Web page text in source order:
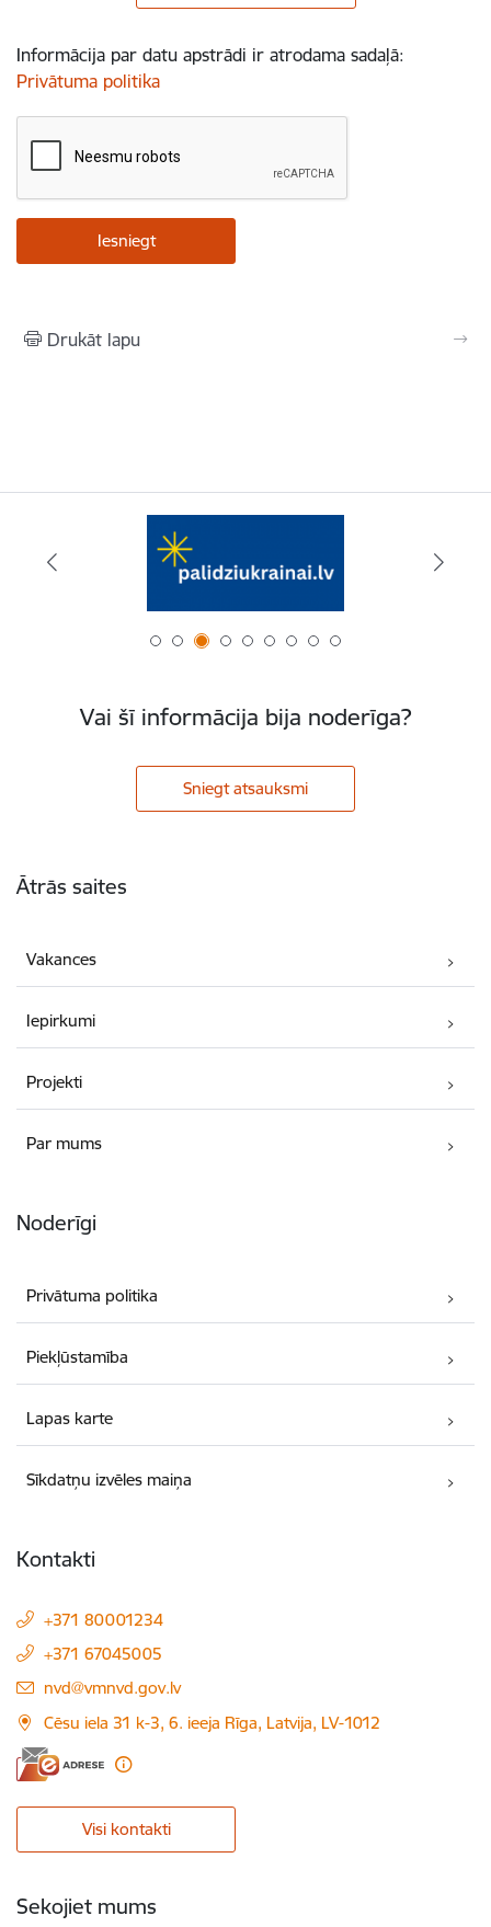
Informācija par datu apstrādi ir atrodama sadaļā:
Privātuma politika
Drukāt lapu
Vai šī informācija bija noderīga?
Sniegt atsauksmi
Ātrās saites
Vakances
Iepirkumi
Projekti
Par mums
Noderīgi
Privātuma politika
Piekļūstamība
Lapas karte
Sīkdatņu izvēles maiņa
Kontakti
+371 80001234
+371 67045005
E-pasts:
nvd@vmnvd.gov.lv
Cēsu iela 31 k-3, 6. ieeja Rīga, Latvija, LV-1012
Visi kontakti
Sekojiet mums